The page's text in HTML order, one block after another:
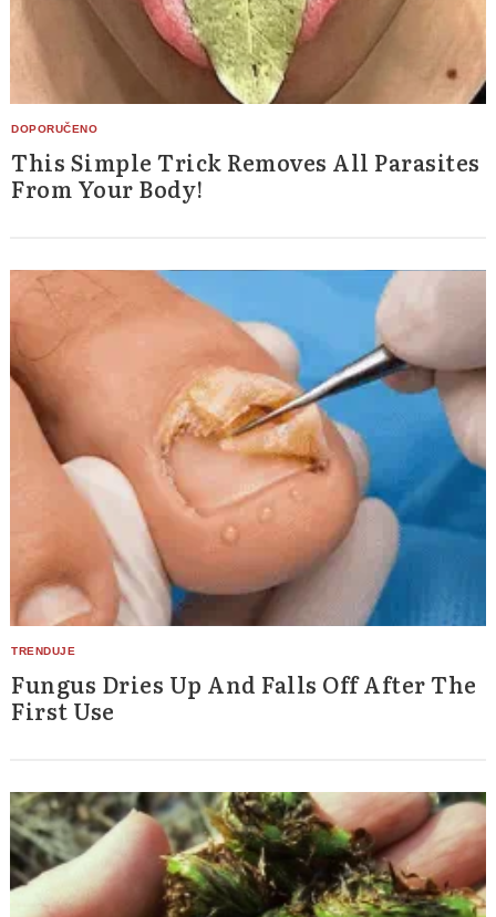
This Simple Trick Removes All Parasites
From Your Body!
Fungus Dries Up And Falls Off After The
First Use